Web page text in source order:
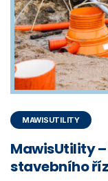
MAWISUTILITY
MawisUtility
stavebního